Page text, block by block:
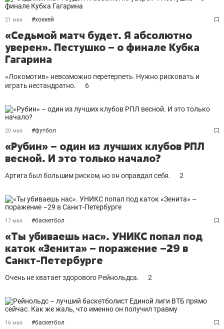
21 мая #хоккей
«Седьмой матч будет. Я абсолютно
уверен». Пестушко – о финале Кубка
Гагарина
«Локомотив» невозможно перетерпеть. Нужно рисковать и
играть нестандратно.
6
20 мая #футбол
«Рубин» – один из лучших клубов РПЛ
весной. И это только начало?
Артига был большим риском, но он оправдал себя. 2
17 мая #баскетбол
«Ты убиваешь нас». УНИКС попал под
каток «Зенита» – поражение –29 в
Санкт-Петербурге
Очень не хватает здорового Рейнольдса. 2
16 мая #баскетбол